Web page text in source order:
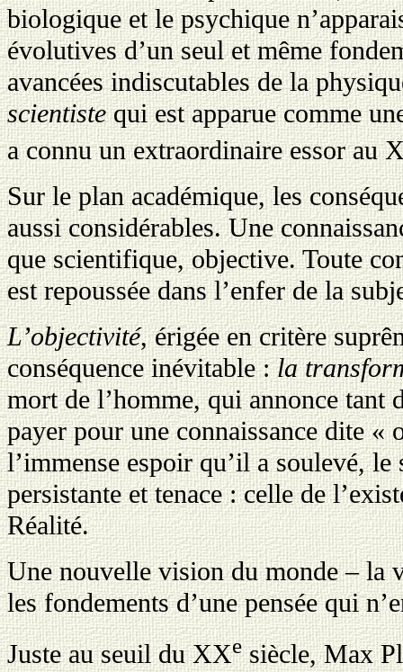
biologique et le psychique
évolutives d’un seul et même
avancées indiscutables de la
scientistequi est apparue comme
a connu un extraordinaire essor au
Sur le plan académique, les
aussi considérables. Une
que scientifique, objective. Toute
est repoussée dans l’enfer de la
L’objectivité, érigée en critère
conséquence inévitable :la
mort de l’homme, qui annonce tant
payer pour une connaissance dite
l’immense espoir qu’il a soulevé,
persistante et tenace : celle de
Réalité.
Une nouvelle vision du monde – la
les fondements d’une pensée qui
Juste au seuil du XXesiècle, Max